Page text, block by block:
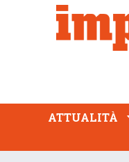
ATTUALITÀ
PROFESSIONE
ATTUALITÀ